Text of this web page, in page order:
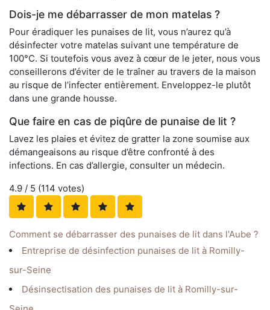
Dois-je me débarrasser de mon matelas ?
Pour éradiquer les punaises de lit, vous n’aurez qu’à
désinfecter votre matelas suivant une température de
100°C. Si toutefois vous avez à cœur de le jeter, nous vous
conseillerons d’éviter de le traîner au travers de la maison
au risque de l’infecter entièrement. Enveloppez-le plutôt
dans une grande housse.
Que faire en cas de piqûre de punaise de lit ?
Lavez les plaies et évitez de gratter la zone soumise aux
démangeaisons au risque d’être confronté à des
infections. En cas d’allergie, consulter un médecin.
4.9 / 5 (114 votes)
Comment se débarrasser des punaises de lit dans l'Aube ?
Entreprise de désinfection punaises de lit à Romilly-
sur-Seine
Désinsectisation des punaises de lit à Romilly-sur-